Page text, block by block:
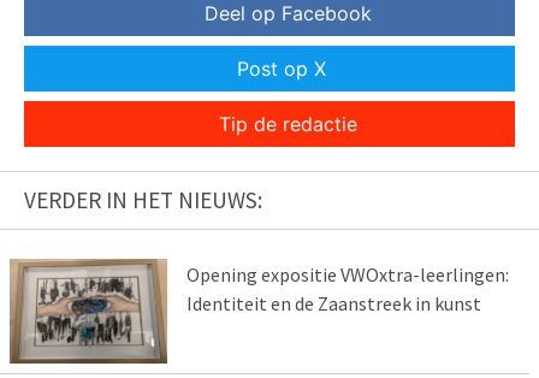
Deel op Facebook
Post op X
Tip de redactie
VERDER IN HET NIEUWS:
Opening expositie VWOxtra-leerlingen:
Identiteit en de Zaanstreek in kunst